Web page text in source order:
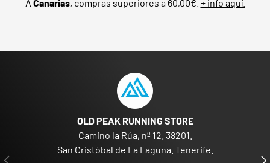
A Canarias, compras superiores a 60,00€. + info aquí.
ANTERIOR
OLD PEAK RUNNING STORE
Camino la Rúa, nº 12. 38201.
San Cristóbal de La Laguna. Tenerife.